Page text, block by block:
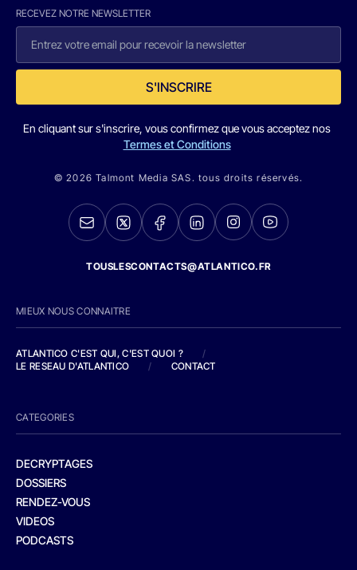
RECEVEZ NOTRE NEWSLETTER
S'INSCRIRE
En cliquant sur s'inscrire, vous confirmez que vous acceptez nos
Termes et Conditions
© 2026 Talmont Media SAS. tous droits réservés.
TOUSLESCONTACTS@ATLANTICO.FR
MIEUX NOUS CONNAITRE
ATLANTICO C'EST QUI, C'EST QUOI ?
/
LE RESEAU D'ATLANTICO
/ CONTACT
CATEGORIES
DECRYPTAGES
DOSSIERS
RENDEZ-VOUS
VIDEOS
PODCASTS